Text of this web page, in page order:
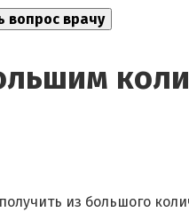
из большого